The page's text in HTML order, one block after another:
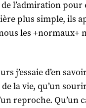
l’admiration
plus simple, ils
les +normaux+
j’essaie d’en
la vie, qu’un
reproche. Qu’un